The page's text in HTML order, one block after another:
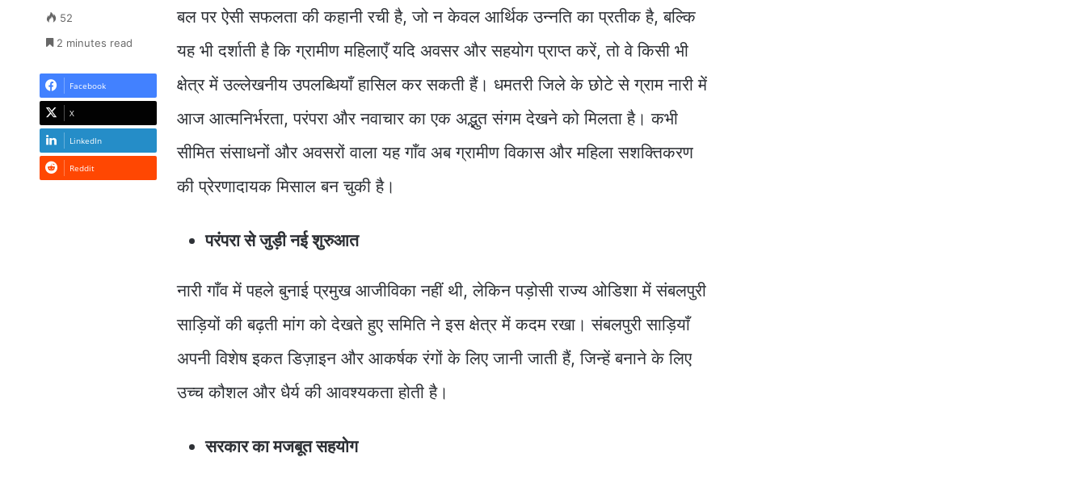
बल पर ऐसी सफलता की कहानी रची है, जो न केवल आर्थिक उन्नति का प्रतीक है, बल्कि
यह भी दर्शाती है कि ग्रामीण महिलाएँ यदि अवसर और सहयोग प्राप्त करें, तो वे किसी भी
क्षेत्र में उल्लेखनीय उपलब्धियाँ हासिल कर सकती हैं। धमतरी जिले के छोटे से ग्राम नारी में
आज आत्मनिर्भरता, परंपरा और नवाचार का एक अद्भुत संगम देखने को मिलता है। कभी
सीमित संसाधनों और अवसरों वाला यह गाँव अब ग्रामीण विकास और महिला सशक्तिकरण
की प्रेरणादायक मिसाल बन चुकी है।
परंपरा से जुड़ी नई शुरुआत
नारी गाँव में पहले बुनाई प्रमुख आजीविका नहीं थी, लेकिन पड़ोसी राज्य ओडिशा में संबलपुरी
साड़ियों की बढ़ती मांग को देखते हुए समिति ने इस क्षेत्र में कदम रखा। संबलपुरी साड़ियाँ
अपनी विशेष इकत डिज़ाइन और आकर्षक रंगों के लिए जानी जाती हैं, जिन्हें बनाने के लिए
उच्च कौशल और धैर्य की आवश्यकता होती है।
सरकार का मजबूत सहयोग
52
2 minutes read
Facebook
X
LinkedIn
Reddit